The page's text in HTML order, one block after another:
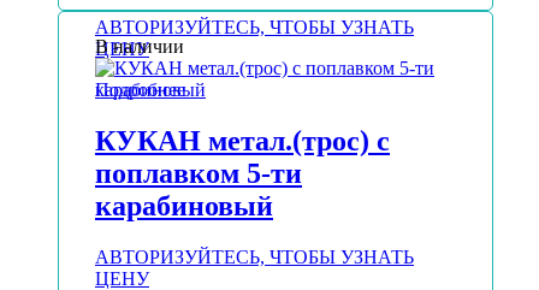
АВТОРИЗУЙТЕСЬ, ЧТОБЫ УЗНАТЬ
ЦЕНУ
Подробнее
В наличии
КУКАН метал.(трос) с
поплавком 5-ти
карабиновый
АВТОРИЗУЙТЕСЬ, ЧТОБЫ УЗНАТЬ
ЦЕНУ